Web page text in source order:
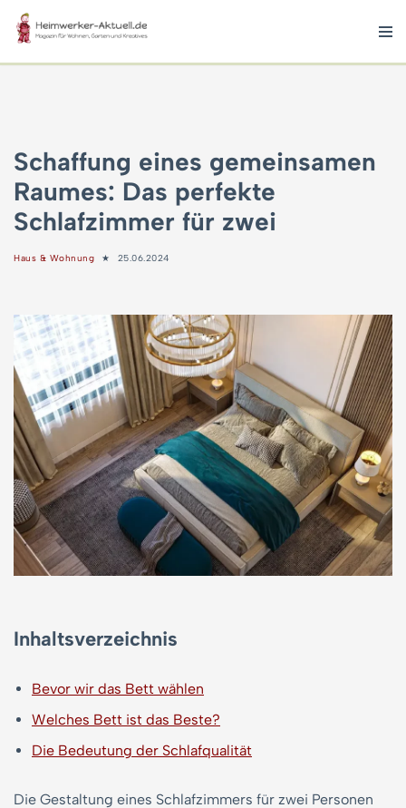
Zum
Inhalt
Schaffung eines gemeinsamen
Raumes: Das perfekte
Schlafzimmer für zwei
Haus & Wohnung 25.06.2024
Inhaltsverzeichnis
Bevor wir das Bett wählen
Welches Bett ist das Beste?
Die Bedeutung der Schlafqualität
Die Gestaltung eines Schlafzimmers für zwei Personen